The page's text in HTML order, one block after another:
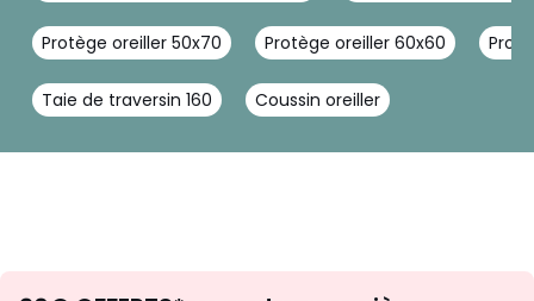
Protège oreiller 50x70 Protège oreiller 60x60
Taie de traversin 160 Coussin oreiller